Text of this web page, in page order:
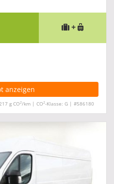
+
anzeigen
g CO2/km | CO2-Klasse: G | #586180